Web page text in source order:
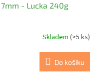
- Lucka 240g
Skladem (>5 ks)
Do košíku